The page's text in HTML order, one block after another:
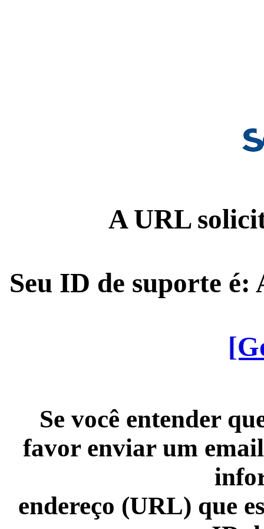
A URL
Seu ID de suporte é:
Se você entender
favor enviar um
endereço (URL) que